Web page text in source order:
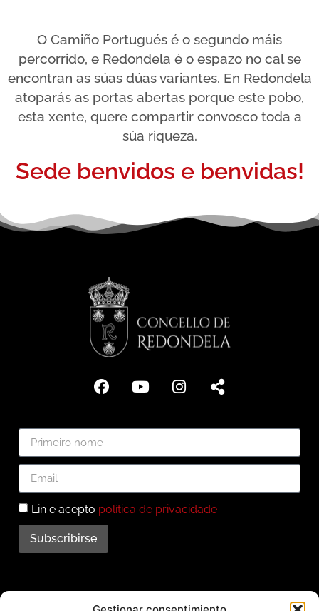
O Camiño Portugués é o segundo máis
percorrido, e Redondela é o espazo no cal se
encontran as súas dúas variantes. En Redondela
atoparás as portas abertas porque este pobo,
esta xente, quere compartir convosco toda a
súa riqueza.
Sede benvidos e benvidas!
Lin e acepto política de privacidade
Subscribirse